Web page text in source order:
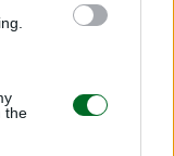
the